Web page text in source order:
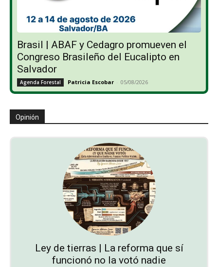
Brasil | ABAF y Cedagro promueven el
Congreso Brasileño del Eucalipto en
Salvador
Agenda Forestal Patricia Escobar - 05/08/2026
Opinión
Ley de tierras | La reforma que sí
funcionó no la votó nadie